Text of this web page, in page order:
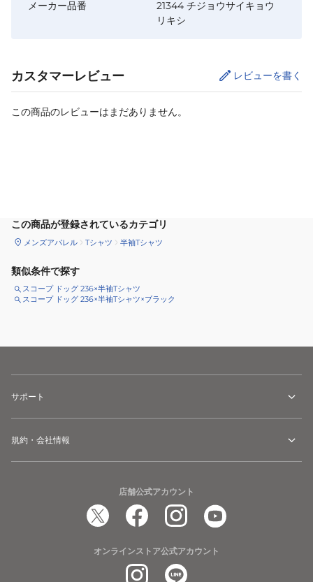
メーカー品番
21344 チジョウサイキョウ
リキシ
カスタマーレビュー レビューを書く
この商品のレビューはまだありません。
この商品が登録されているカテゴリ
メンズアパレル Tシャツ 半袖Tシャツ
類似条件で探す
スコープ ドッグ 236×半袖Tシャツ
スコープ ドッグ 236×半袖Tシャツ×ブラック
サポート
規約・会社情報
店舗公式アカウント
オンラインストア公式アカウント